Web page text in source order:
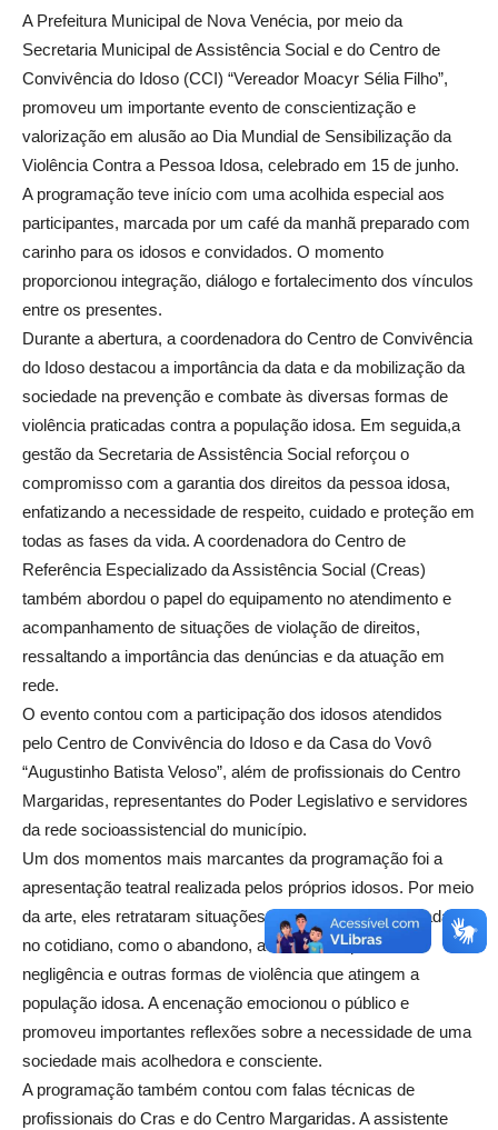
A Prefeitura Municipal de Nova Venécia, por meio da
Secretaria Municipal de Assistência Social e do Centro de
Convivência do Idoso (CCI) “Vereador Moacyr Sélia Filho”,
promoveu um importante evento de conscientização e
valorização em alusão ao Dia Mundial de Sensibilização da
Violência Contra a Pessoa Idosa, celebrado em 15 de junho.
A programação teve início com uma acolhida especial aos
participantes, marcada por um café da manhã preparado com
carinho para os idosos e convidados. O momento
proporcionou integração, diálogo e fortalecimento dos vínculos
entre os presentes.
Durante a abertura, a coordenadora do Centro de Convivência
do Idoso destacou a importância da data e da mobilização da
sociedade na prevenção e combate às diversas formas de
violência praticadas contra a população idosa. Em seguida,a
gestão da Secretaria de Assistência Social reforçou o
compromisso com a garantia dos direitos da pessoa idosa,
enfatizando a necessidade de respeito, cuidado e proteção em
todas as fases da vida. A coordenadora do Centro de
Referência Especializado da Assistência Social (Creas)
também abordou o papel do equipamento no atendimento e
acompanhamento de situações de violação de direitos,
ressaltando a importância das denúncias e da atuação em
rede.
O evento contou com a participação dos idosos atendidos
pelo Centro de Convivência do Idoso e da Casa do Vovô
“Augustinho Batista Veloso”, além de profissionais do Centro
Margaridas, representantes do Poder Legislativo e servidores
da rede socioassistencial do município.
Um dos momentos mais marcantes da programação foi a
apresentação teatral realizada pelos próprios idosos. Por meio
da arte, eles retrataram situações e dificuldades enfrentadas
no cotidiano, como o abandono, a falta de respeito, a
negligência e outras formas de violência que atingem a
população idosa. A encenação emocionou o público e
promoveu importantes reflexões sobre a necessidade de uma
sociedade mais acolhedora e consciente.
A programação também contou com falas técnicas de
profissionais do Cras e do Centro Margaridas. A assistente